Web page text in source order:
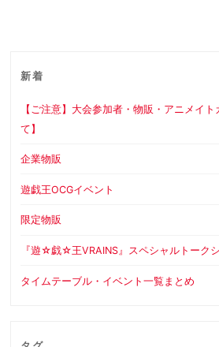
新着
【ご注意】大会参加者・物販・アニメイ
て】
企業物販
遊戯王OCGイベント
限定物販
『遊☆戯☆王VRAINS』スペシャルトーク
タイムテーブル・イベント一覧まとめ